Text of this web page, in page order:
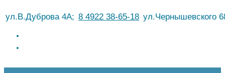
кул.В.Дуброва 4А; 8 4922 38-65-18 ул.Чернышевского